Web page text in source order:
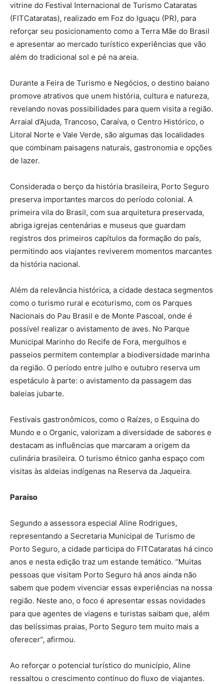
vitrine do Festival Internacional de Turismo Cataratas
(FITCataratas), realizado em Foz do Iguaçu (PR), para
reforçar seu posicionamento como a Terra Mãe do Brasil
e apresentar ao mercado turístico experiências que vão
além do tradicional sol e pé na areia.
Durante a Feira de Turismo e Negócios, o destino baiano
promove atrativos que unem história, cultura e natureza,
revelando novas possibilidades para quem visita a região.
Arraial d’Ajuda, Trancoso, Caraíva, o Centro Histórico, o
Litoral Norte e Vale Verde, são algumas das localidades
que combinam paisagens naturais, gastronomia e opções
de lazer.
Considerada o berço da história brasileira, Porto Seguro
preserva importantes marcos do período colonial. A
primeira vila do Brasil, com sua arquitetura preservada,
abriga igrejas centenárias e museus que guardam
registros dos primeiros capítulos da formação do país,
permitindo aos viajantes reviverem momentos marcantes
da história nacional.
Além da relevância histórica, a cidade destaca segmentos
como o turismo rural e ecoturismo, com os Parques
Nacionais do Pau Brasil e de Monte Pascoal, onde é
possível realizar o avistamento de aves. No Parque
Municipal Marinho do Recife de Fora, mergulhos e
passeios permitem contemplar a biodiversidade marinha
da região. O período entre julho e outubro reserva um
espetáculo à parte: o avistamento da passagem das
baleias jubarte.
Festivais gastronômicos, como o Raízes, o Esquina do
Mundo e o Organic, valorizam a diversidade de sabores e
destacam as influências que marcaram a origem da
culinária brasileira. O turismo étnico ganha espaço com
visitas às aldeias indígenas na Reserva da Jaqueira.
Paraíso
Segundo a assessora especial Aline Rodrigues,
representando a Secretaria Municipal de Turismo de
Porto Seguro, a cidade participa do FITCataratas há cinco
anos e nesta edição traz um estande temático. “Muitas
pessoas que visitam Porto Seguro há anos ainda não
sabem que podem vivenciar essas experiências na nossa
região. Neste ano, o foco é apresentar essas novidades
para que agentes de viagens e turistas saibam que, além
das belíssimas praias, Porto Seguro tem muito mais a
oferecer”, afirmou.
Ao reforçar o potencial turístico do município, Aline
ressaltou o crescimento contínuo do fluxo de viajantes.